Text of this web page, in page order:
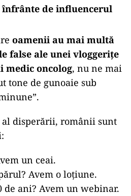
de influencerul
oamenii au mai multă
false ale unei vloggerițe
medic oncolog, nu ne mai
tone de gunoaie sub
al disperării, românii sunt
un ceai.
Avem o loțiune.
de ani? Avem un webinar.